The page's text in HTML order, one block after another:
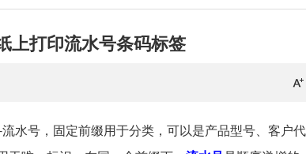
上打印流水号条码标签
流水号，固定前缀用于分类，可以是产品型号、客户代